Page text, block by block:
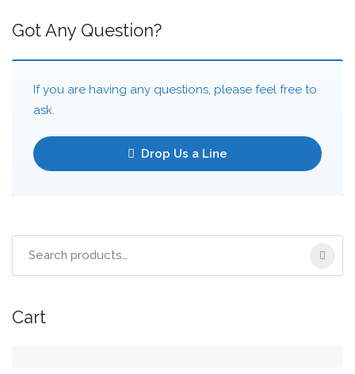
Got Any Question?
If you are having any questions, please feel free to
ask.
Drop Us a Line
Cart